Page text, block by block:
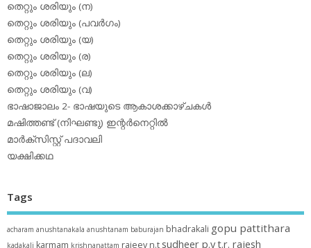
തെറ്റും ശരിയും (ന)
തെറ്റും ശരിയും (പവര്‍ഗം)
തെറ്റും ശരിയും (യ)
തെറ്റും ശരിയും (ര)
തെറ്റും ശരിയും (ല)
തെറ്റും ശരിയും (വ)
ഭാഷാജാലം 2- ഭാഷയുടെ ആകാശക്കാഴ്ചകള്‍
മഷിത്തണ്ട് (നിഘണ്ടു) ഇന്റര്‍നെറ്റില്‍
മാര്‍ക്‌സിസ്റ്റ് പദാവലി
യക്ഷിക്കഥ
Tags
acharam anushtanakala anushtanam baburajan bhadrakali gopu pattithara
kadakali karmam krishnanattam rajeev n.t sudheer p.yt.r. rajesh